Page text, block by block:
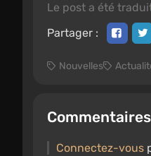
Le post a été
Partager :
Nouvelles
Commentaires
Connectez-vous